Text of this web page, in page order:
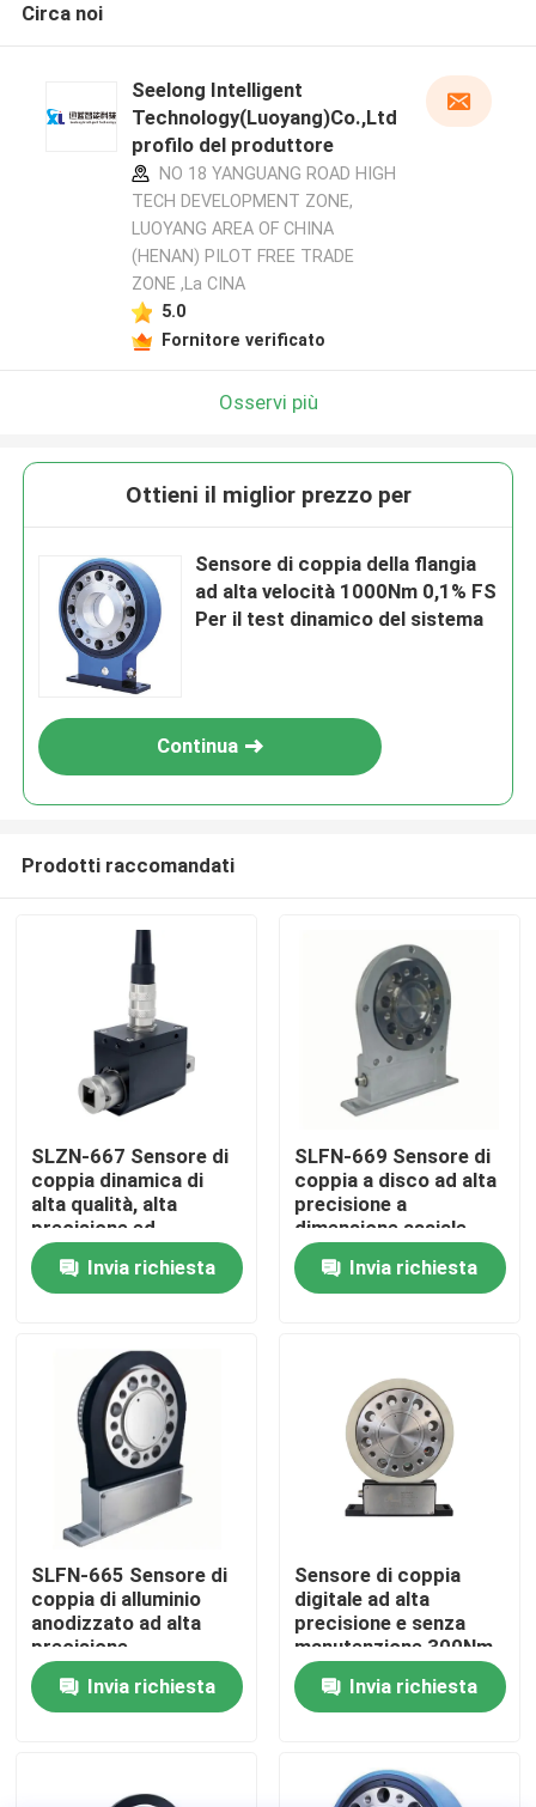
Casa.
Prodotti
Chi Siamo
Controllo della qualità
Contattaci
Notizie
Casi
Dinamometro di coppia di torsione
Dinamometro ad alta velocità
Circa noi
Seelong Intelligent
Technology(Luoyang)Co.,Ltd
profilo del produttore
NO 18 YANGUANG ROAD HIGH
TECH DEVELOPMENT ZONE,
LUOYANG AREA OF CHINA
(HENAN) PILOT FREE TRADE
ZONE ,La CINA
5.0
Fornitore verificato
Osservi più
Ottieni il miglior prezzo per
Sensore di coppia della flangia
ad alta velocità 1000Nm 0,1% FS
Per il test dinamico del sistema
Continua
Prodotti raccomandati
SLZN-667 Sensore di
coppia dinamica di
alta qualità, alta
precisione ed
economico
Invia richiesta
SLFN-669 Sensore di
coppia a disco ad alta
precisione a
dimensione assiale
corta
Invia richiesta
SLFN-665 Sensore di
coppia di alluminio
anodizzato ad alta
precisione
Invia richiesta
Sensore di coppia
digitale ad alta
precisione e senza
manutenzione 300Nm
10000 RPM
Invia richiesta